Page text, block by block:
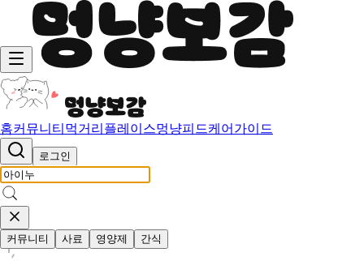
홈커뮤니티 먹거리 플레이스멍냥피드케어가이드
로그인
커뮤니티 사료 영양제 간식